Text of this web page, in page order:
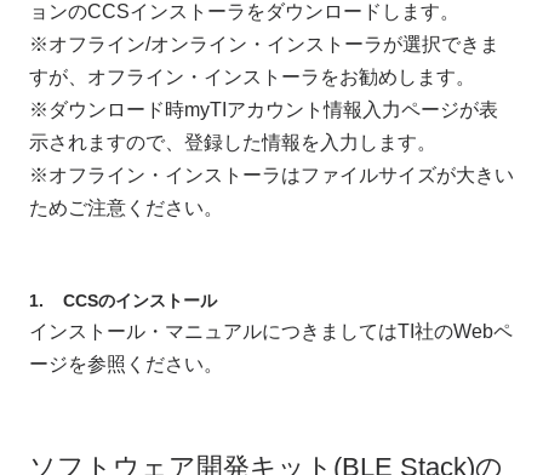
ョンのCCSインストーラをダウンロードします。
※オフライン/オンライン・インストーラが選択できま
すが、オフライン・インストーラをお勧めします。
※ダウンロード時myTIアカウント情報入力ページが表
示されますので、登録した情報を入力します。
※オフライン・インストーラはファイルサイズが大きい
ためご注意ください。
CCSのインストール
インストール・マニュアルにつきましてはTI社のWebペ
ージを参照ください。
ソフトウェア開発キット(BLE Stack)の